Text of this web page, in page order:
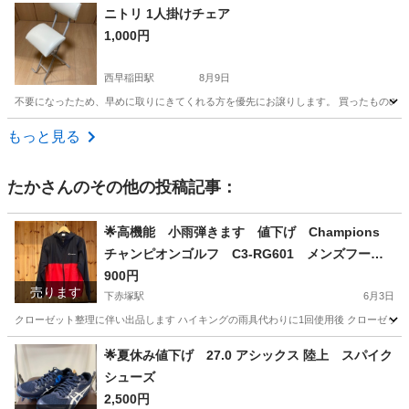
東京 世田谷区 西太子堂駅 収納家具
ニトリ 1人掛けチェア
1,000円
西早稲田駅 8月9日
不要になったため、早めに取りにきてくれる方を優先にお譲りします。 買ったもの
東京 新宿区
もっと見る
たかさんのその他の投稿記事：
売ります
🌟高機能 小雨弾きます 値下げ Champions
チャンピオンゴルフ C3-RG601 メンズフード
付きジャケット Mサイズ ネイビー
900円
下赤塚駅 6月3日
クローゼット整理に伴い出品します ハイキングの雨具代わりに1回使用後 クローゼッ
東京 板橋区 下赤塚駅 スポーツウェア
🌟夏休み値下げ 27.0 アシックス 陸上 スパイク
シューズ
2,500円